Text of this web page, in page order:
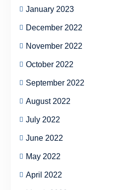
January 2023
December 2022
November 2022
October 2022
September 2022
August 2022
July 2022
June 2022
May 2022
April 2022